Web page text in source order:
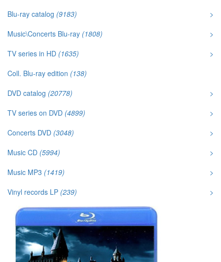
Blu-ray catalog (9183)
>
Music\Concerts Blu-ray (1808)
>
TV series in HD (1635)
>
Coll. Blu-ray edition (138)
DVD catalog (20778)
>
TV series on DVD (4899)
>
Concerts DVD (3048)
>
Music CD (5994)
>
Music MP3 (1419)
>
Vinyl records LP (239) >